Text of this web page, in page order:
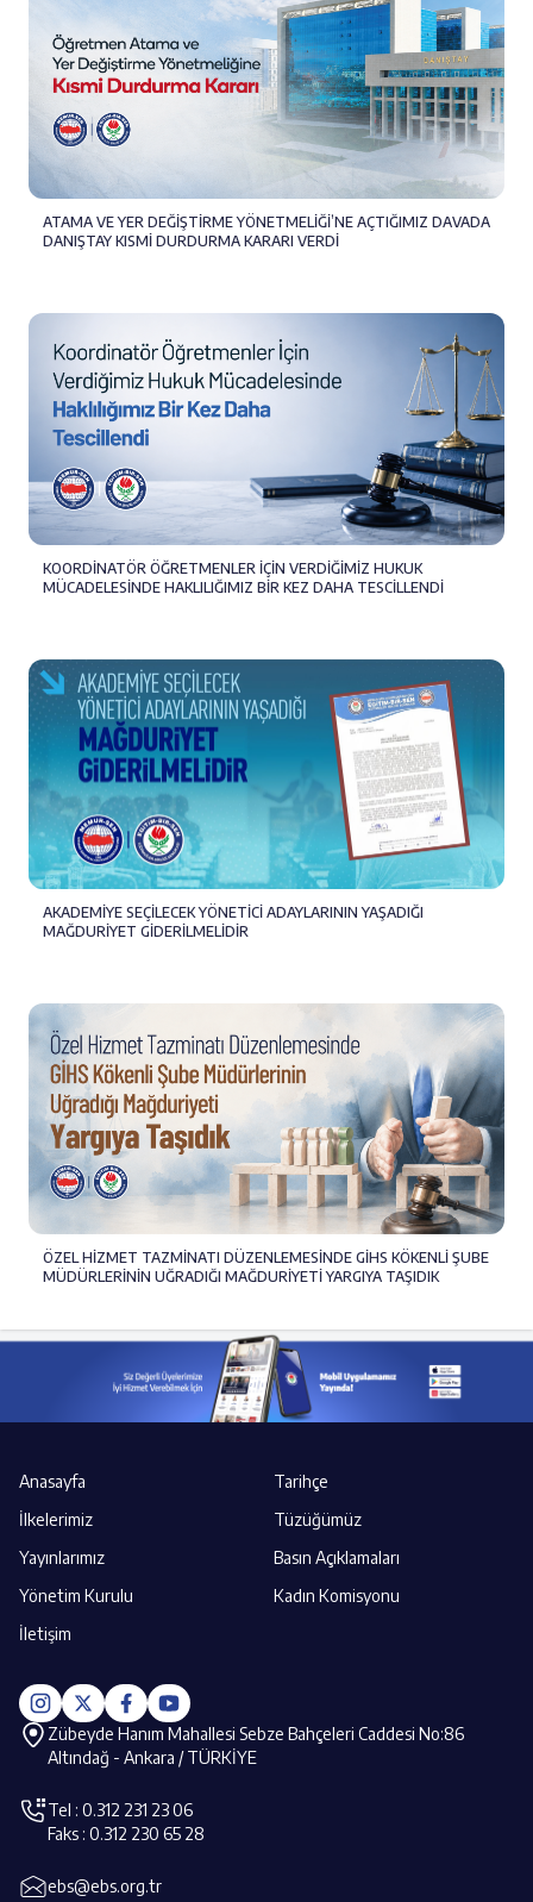
ATAMA VE YER DEĞİŞTİRME YÖNETMELİĞİ’NE AÇTIĞIMIZ DAVADA
DANIŞTAY KISMİ DURDURMA KARARI VERDİ
KOORDİNATÖR ÖĞRETMENLER İÇİN VERDİĞİMİZ HUKUK
MÜCADELESİNDE HAKLILIĞIMIZ BİR KEZ DAHA TESCİLLENDİ
AKADEMİYE SEÇİLECEK YÖNETİCİ ADAYLARININ YAŞADIĞI
MAĞDURİYET GİDERİLMELİDİR
ÖZEL HİZMET TAZMİNATI DÜZENLEMESİNDE GİHS KÖKENLİ ŞUBE
MÜDÜRLERİNİN UĞRADIĞI MAĞDURİYETİ YARGIYA TAŞIDIK
Anasayfa
Tarihçe
İlkelerimiz
Tüzüğümüz
Yayınlarımız
Basın Açıklamaları
Yönetim Kurulu
Kadın Komisyonu
İletişim
Zübeyde Hanım Mahallesi Sebze Bahçeleri Caddesi No:86
Altındağ - Ankara / TÜRKİYE
Tel : 0.312 231 23 06
Faks : 0.312 230 65 28
ebs@ebs.org.tr